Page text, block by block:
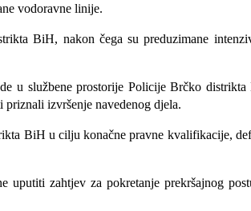
vodoravne linije.
BiH, nakon čega su preduzimane
u službene prostorije Policije Brčko
priznali izvršenje navedenog djela.
BiH u cilju konačne pravne kvalifikacije,
zahtjev za pokretanje prekršajnog